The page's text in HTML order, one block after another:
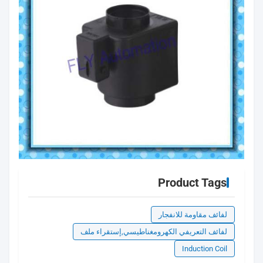
Product Tags
لفائف مقاومة للانفجار
لفائف التعريفي الكهرومغناطيسي,إستقراء ملف
Induction Coil